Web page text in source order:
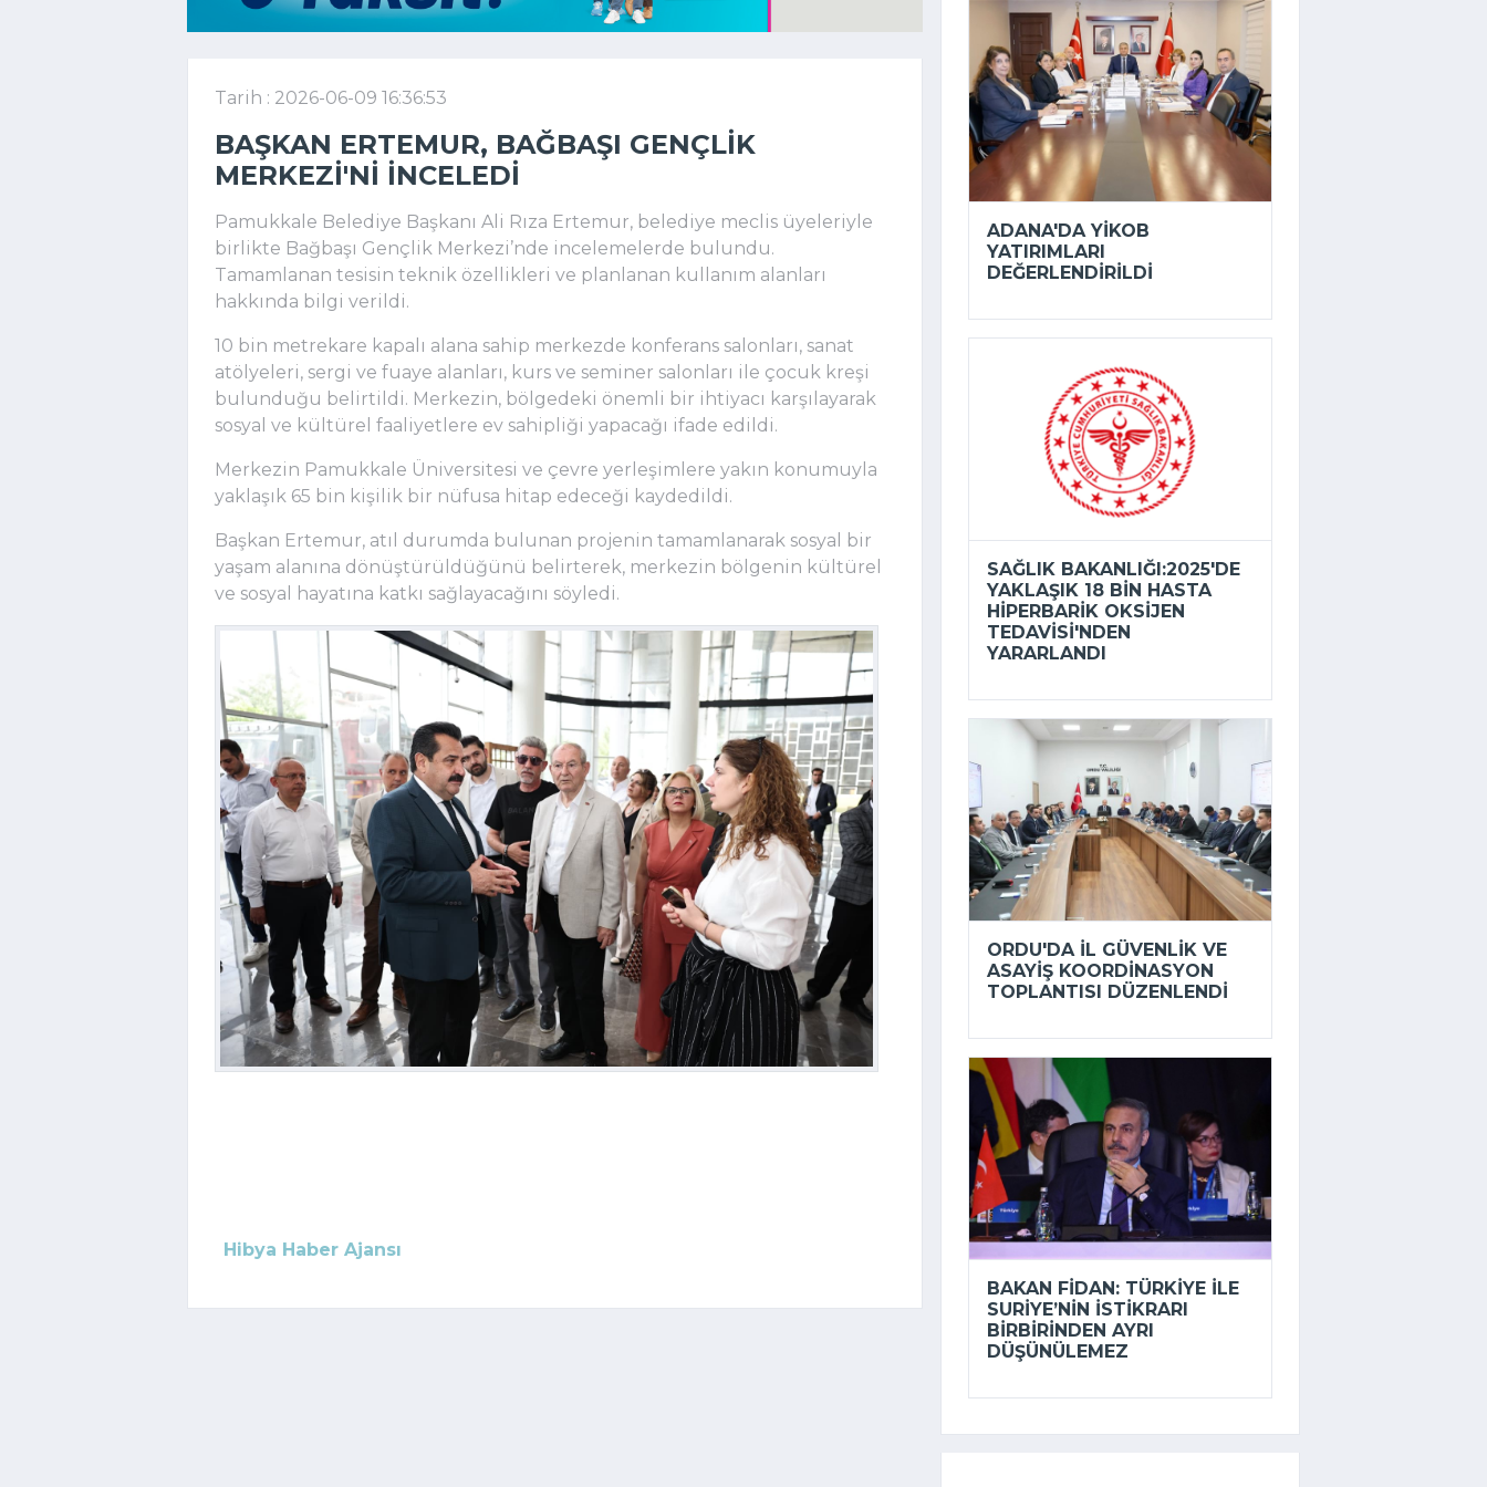
Tarih : 2026-06-09 16:36:53
BAŞKAN ERTEMUR, BAĞBAŞI GENÇLIK
MERKEZI'NI INCELEDI
Pamukkale Belediye Başkanı Ali Rıza Ertemur, belediye meclis üyeleriyle
birlikte Bağbaşı Gençlik Merkezi’nde incelemelerde bulundu.
Tamamlanan tesisin teknik özellikleri ve planlanan kullanım alanları
hakkında bilgi verildi.
10 bin metrekare kapalı alana sahip merkezde konferans salonları, sanat
atölyeleri, sergi ve fuaye alanları, kurs ve seminer salonları ile çocuk kreşi
bulunduğu belirtildi. Merkezin, bölgedeki önemli bir ihtiyacı karşılayarak
sosyal ve kültürel faaliyetlere ev sahipliği yapacağı ifade edildi.
Merkezin Pamukkale Üniversitesi ve çevre yerleşimlere yakın konumuyla
yaklaşık 65 bin kişilik bir nüfusa hitap edeceği kaydedildi.
Başkan Ertemur, atıl durumda bulunan projenin tamamlanarak sosyal bir
yaşam alanına dönüştürüldüğünü belirterek, merkezin bölgenin kültürel
ve sosyal hayatına katkı sağlayacağını söyledi.
Hibya Haber Ajansı
ADANA'DA YİKOB
YATIRIMLARI
DEĞERLENDIRILDI
SAĞLIK BAKANLIĞI:2025'DE
YAKLAŞIK 18 BIN HASTA
HIPERBARIK OKSIJEN
TEDAVISI'NDEN
YARARLANDI
ORDU'DA İL GÜVENLIK VE
ASAYIŞ KOORDINASYON
TOPLANTISI DÜZENLENDI
BAKAN FIDAN: TÜRKIYE ILE
SURIYE’NIN ISTIKRARI
BIRBIRINDEN AYRI
DÜŞÜNÜLEMEZ